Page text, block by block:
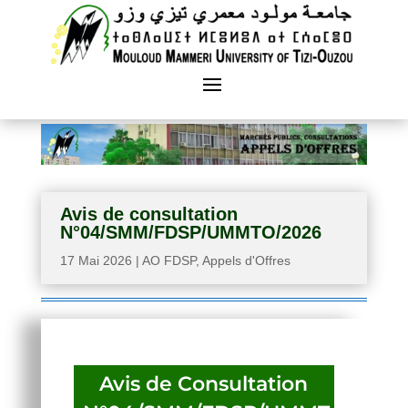
Avis de consultation
N°04/SMM/FDSP/UMMTO/2026
17 Mai 2026 | AO FDSP, Appels d'Offres
Avis de Consultation